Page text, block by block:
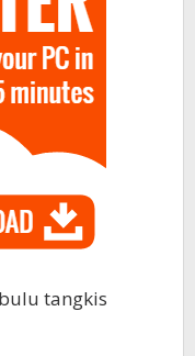
tangkis